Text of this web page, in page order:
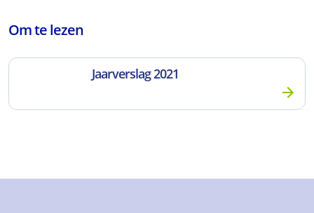
Om te lezen
Jaarverslag 2021